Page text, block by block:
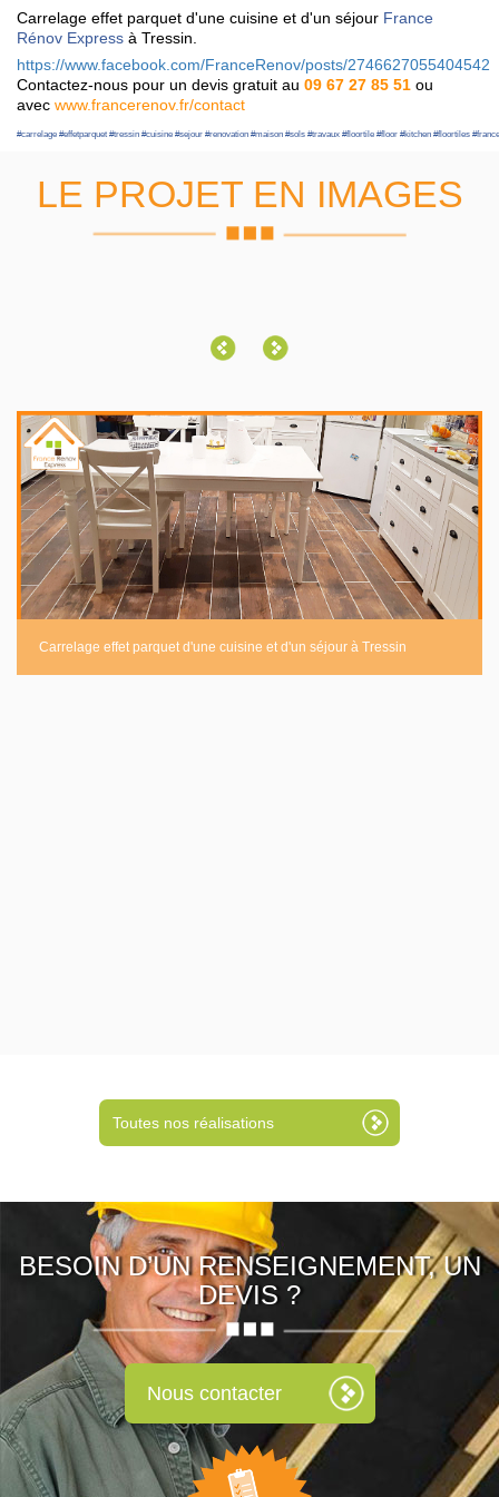
Carrelage effet parquet d'une cuisine et d'un séjour France
Rénov Express à Tressin.
https://www.facebook.com/FranceRenov/posts/2746627055404542
Contactez-nous pour un devis gratuit au 09 67 27 85 51 ou
avec www.francerenov.fr/contact
#carrelage #effetparquet #tressin #cuisine #sejour #renovation #maison #sols #travaux #floortile #floor #kitchen #floortiles #
LE PROJET EN IMAGES
Carrelage effet parquet d'une cuisine et d'un séjour à Tressin
Toutes nos réalisations
BESOIN D’UN RENSEIGNEMENT, UN
DEVIS ?
Nous contacter